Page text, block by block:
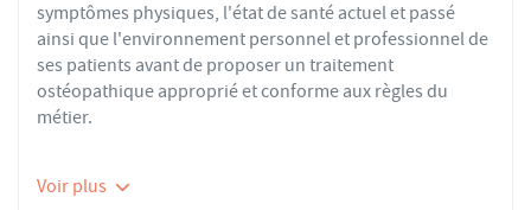
symptômes physiques, l'état de santé actuel et passé
ainsi que l'environnement personnel et professionnel de
ses patients avant de proposer un traitement
ostéopathique approprié et conforme aux règles du
métier.
thérapeutiques conformes aux recommandations de
Voir plus